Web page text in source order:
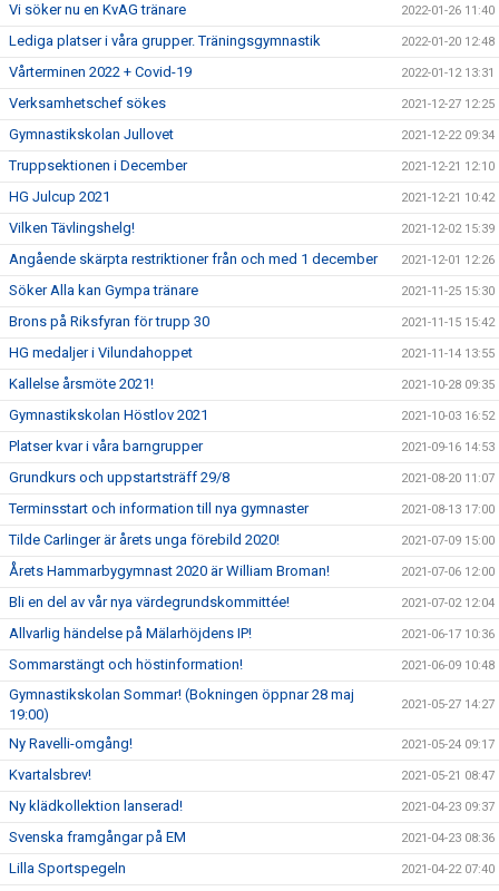
Vi söker nu en KvAG tränare 2022-01-26 11:40
Lediga platser i våra grupper. Träningsgymnastik 2022-01-20 12:48
Vårterminen 2022 + Covid-19 2022-01-12 13:31
Verksamhetschef sökes 2021-12-27 12:25
Gymnastikskolan Jullovet 2021-12-22 09:34
Truppsektionen i December 2021-12-21 12:10
HG Julcup 2021 2021-12-21 10:42
Vilken Tävlingshelg! 2021-12-02 15:39
Angående skärpta restriktioner från och med 1 december 2021-12-01 12:26
Söker Alla kan Gympa tränare 2021-11-25 15:30
Brons på Riksfyran för trupp 30 2021-11-15 15:42
HG medaljer i Vilundahoppet 2021-11-14 13:55
Kallelse årsmöte 2021! 2021-10-28 09:35
Gymnastikskolan Höstlov 2021 2021-10-03 16:52
Platser kvar i våra barngrupper 2021-09-16 14:53
Grundkurs och uppstartsträff 29/8 2021-08-20 11:07
Terminsstart och information till nya gymnaster 2021-08-13 17:00
Tilde Carlinger är årets unga förebild 2020! 2021-07-09 15:00
Årets Hammarbygymnast 2020 är William Broman! 2021-07-06 12:00
Bli en del av vår nya värdegrundskommittée! 2021-07-02 12:04
Allvarlig händelse på Mälarhöjdens IP! 2021-06-17 10:36
Sommarstängt och höstinformation! 2021-06-09 10:48
Gymnastikskolan Sommar! (Bokningen öppnar 28 maj
19:00)
2021-05-27 14:27
Ny Ravelli-omgång! 2021-05-24 09:17
Kvartalsbrev! 2021-05-21 08:47
Ny klädkollektion lanserad! 2021-04-23 09:37
Svenska framgångar på EM 2021-04-23 08:36
Lilla Sportspegeln 2021-04-22 07:40